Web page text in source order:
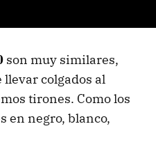
son muy similares,
colgados al
tirones. Como los
en negro, blanco,